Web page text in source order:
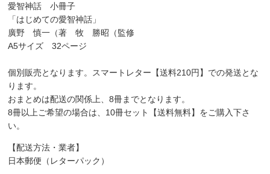
愛智神話 小冊子
「はじめての愛智神話」
廣野 慎一（著 牧 勝昭（監修
A5サイズ 32ページ
個別販売となります。スマートレター【送料210円】での発送とな
ります。
おまとめは配送の関係上、8冊までとなります。
8冊以上ご希望の場合は、10冊セット【送料無料】をご購入下さ
い。
【配送方法・業者】
日本郵便（レターパック）